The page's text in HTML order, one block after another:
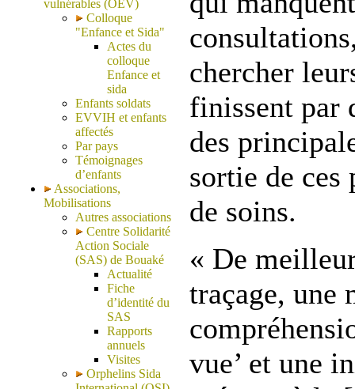
vulnérables (OEV)
Colloque
"Enfance et Sida"
Actes du
colloque
Enfance et
sida
Enfants soldats
EVVIH et enfants
affectés
Par pays
Témoignages
d’enfants
Associations,
Mobilisations
Autres associations
Centre Solidarité
Action Sociale
(SAS) de Bouaké
Actualité
Fiche
d’identité du
SAS
Rapports
annuels
Visites
Orphelins Sida
chercher
finissent par
des
sortie de ces
de soins.
« De
traçage, une
vue’ et une